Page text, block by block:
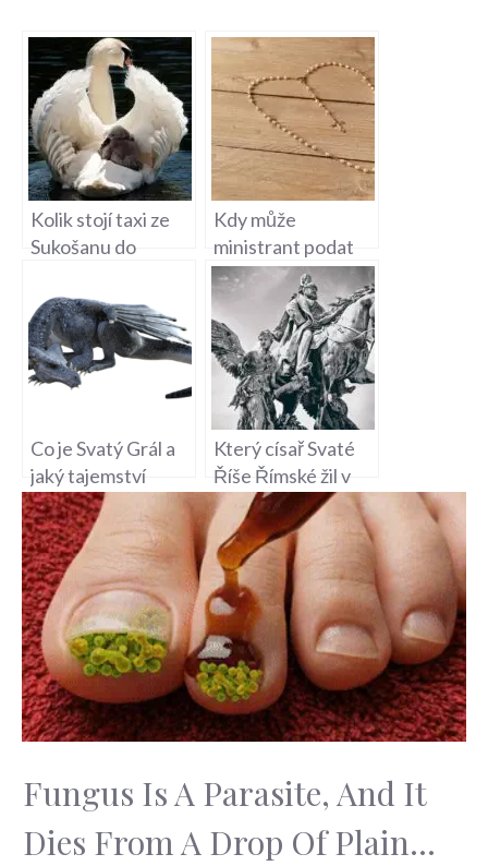
Kolik stojí taxi ze
Sukošanu do
Doprava na
Chorvatském
Ostrově
Kdy může
ministrant podat
Svaté přijímání na
mši svaté?
Co je Svatý Grál a
jaký tajemství
ukrývá tato
legenda?
Který císař Svaté
Říše Římské žil v
Praze – Historická
Událost
Fungus Is A Parasite, And It
Dies From A Drop Of Plain...